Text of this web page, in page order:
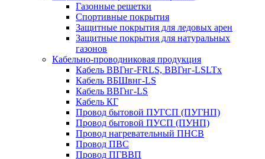
Газонные решетки
Спортивные покрытия
Защитные покрытия для ледовых арен
Защитные покрытия для натуральных
газонов
Кабельно-проводниковая продукция
Кабель ВВГнг-FRLS, ВВГнг-LSLTx
Кабель ВБШвнг-LS
Кабель ВВГнг-LS
Кабель КГ
Провод бытовой ПУГСП (ПУГНП)
Провод бытовой ПУСП (ПУНП)
Провод нагревательный ПНСВ
Провод ПВС
Провод ПГВВП